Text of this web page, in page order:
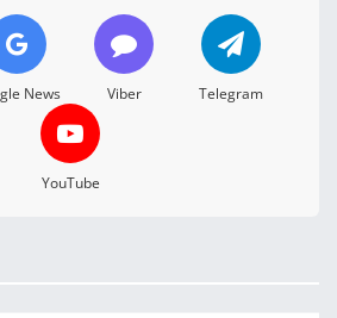
News Viber Telegram
YouTube